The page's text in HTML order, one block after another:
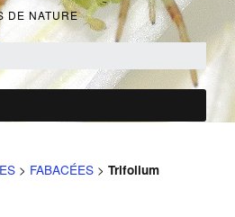
DE NATURE
> FABACÉES > Trifolium